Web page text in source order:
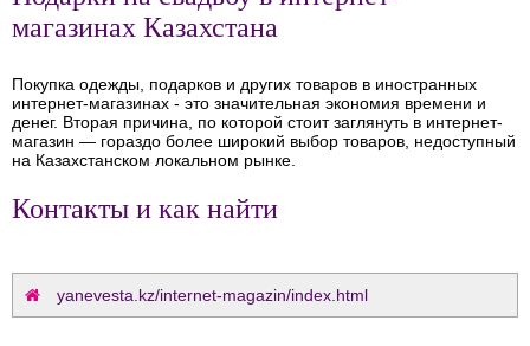
магазинах Казахстана
Покупка одежды, подарков и других товаров в иностранных
интернет-магазинах - это значительная экономия времени и
денег. Вторая причина, по которой стоит заглянуть в интернет-
магазин — гораздо более широкий выбор товаров, недоступный
на Казахстанском локальном рынке.
Контакты и как найти
yanevesta.kz/internet-magazin/index.html